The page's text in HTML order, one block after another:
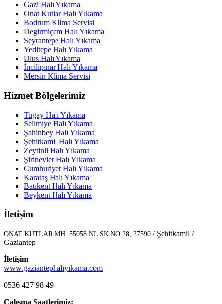
Gazi Halı Yıkama
Onat Kutlar Halı Yıkama
Bodrum Klima Servisi
Degirmiçem Halı Yıkama
Seyrantepe Halı Yıkama
Yeditepe Halı Yıkama
Ulus Halı Yıkama
İncilipınar Halı Yıkama
Mersin Klima Servisi
Hizmet Bölgelerimiz
Tugay Halı Yıkama
Selimiye Halı Yıkama
Şahinbey Halı Yıkama
Şehitkamil Halı Yıkama
Zeytinli Halı Yıkama
Şirinevler Halı Yıkama
Cumhuriyet Halı Yıkama
Karataş Halı Yıkama
Batıkent Halı Yıkama
Beykent Halı Yıkama
İletişim
ONAT KUTLAR MH. 55058 NL SK NO 28, 27590 / Şehitkamil /
Gaziantep
İletişim
www.gaziantephalıyıkama.com
0536 427 98 49
Çalışma Saatlerimiz: